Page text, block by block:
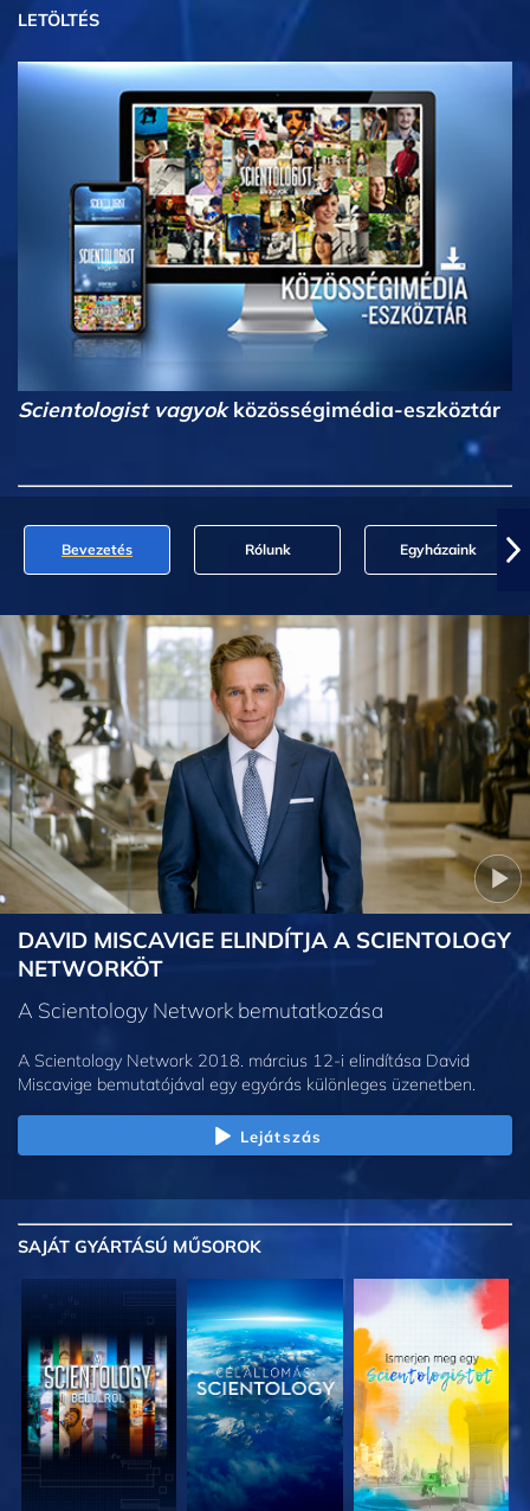
LETÖLTÉS
Scientologist vagyokközösségimédia-eszköztár
Bevezetés Rólunk Egyházaink
DAVID MISCAVIGE ELINDÍTJA A SCIENTOLOGY
NETWORKÖT
A Scientology Network bemutatkozása
A Scientology Network 2018. március 12-i elindítása David
Miscavige bemutatójával egy egyórás különleges üzenetben.
Lejátszás
SAJÁT GYÁRTÁSÚ MŰSOROK